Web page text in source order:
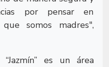
por pensar en
somos madres",
es un área